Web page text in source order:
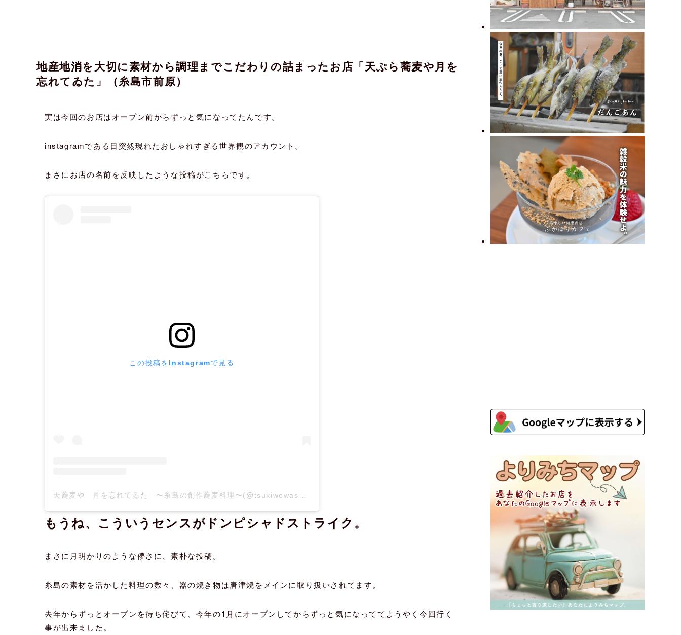
地産地消を大切に素材から調理までこだわりの詰まったお店「天ぷら蕎麦や月を
忘れてゐた」（糸島市前原）
実は今回のお店はオープン前からずっと気になってたんです。
instagramである日突然現れたおしゃれすぎる世界観のアカウント。
まさにお店の名前を反映したような投稿がこちらです。
この投稿をInstagramで見る
天蕎麦や 月を忘れてゐた 〜糸島の創作蕎麦料理〜(@tsukiwowasureteita_tensobaya)がシェアした投稿
もうね、こういうセンスがドンピシャドストライク。
まさに月明かりのような儚さに、素朴な投稿。
糸島の素材を活かした料理の数々、器の焼き物は唐津焼をメインに取り扱いされてます。
去年からずっとオープンを待ち侘びて、今年の1月にオープンしてからずっと気になっててようやく今回行く
事が出来ました。